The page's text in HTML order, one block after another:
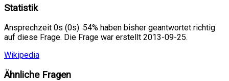
Statistik
Ansprechzeit 0s (0s). 54% haben bisher geantwortet richtig
auf diese Frage. Die Frage war erstellt 2013-09-25.
Wikipedia
Ähnliche Fragen